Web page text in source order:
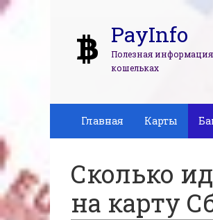
PayInfo
Полезная
кошельках
Главная Карты
Сколько
на карту